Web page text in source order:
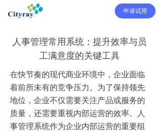
申请试用
人事管理常用系统：提升效率与员
工满意度的关键工具
在快节奏的现代商业环境中，企业面临
着前所未有的竞争压力。为了保持领先
地位，企业不仅需要关注产品或服务的
质量，还需要重视内部运营的效率。人
事管理系统作为企业内部运营的重要组